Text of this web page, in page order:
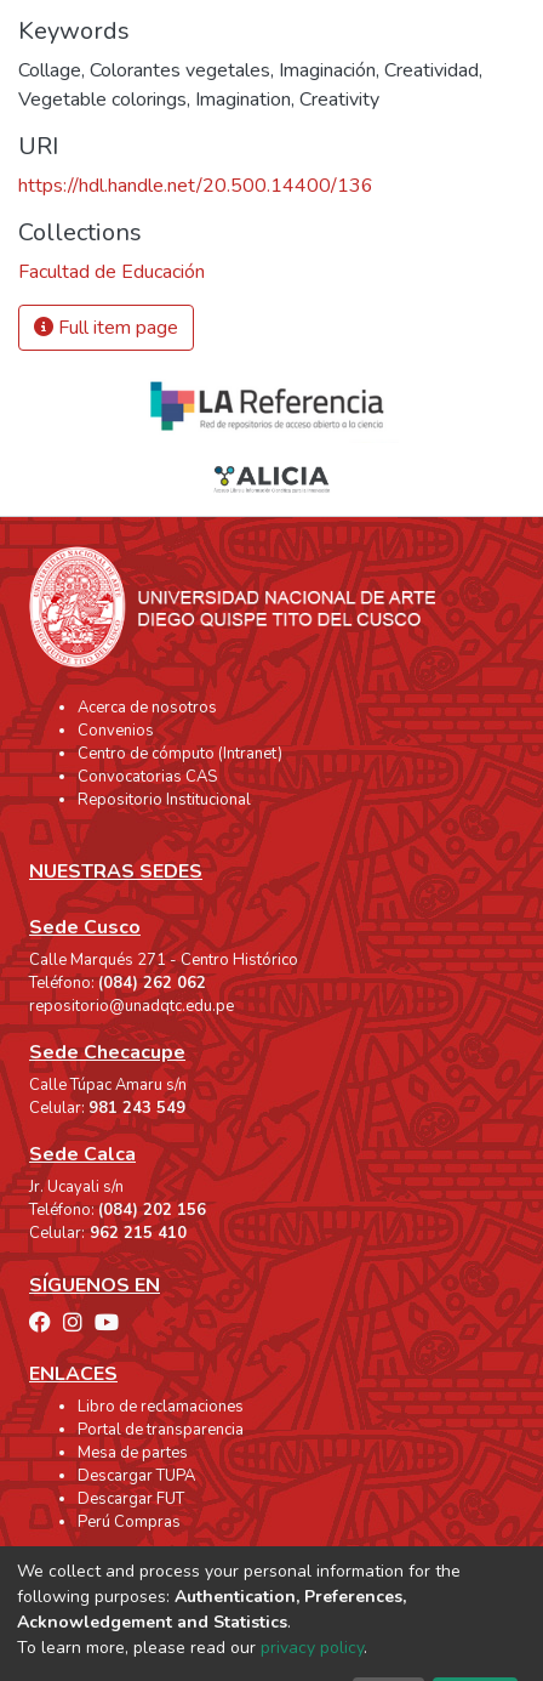
Keywords
Collage, Colorantes vegetales, Imaginación, Creatividad,
Vegetable colorings, Imagination, Creativity
URI
https://hdl.handle.net/20.500.14400/136
Collections
Facultad de Educación
Full item page
Acerca de nosotros
Convenios
Centro de cómputo (Intranet)
Convocatorias CAS
Repositorio Institucional
NUESTRAS SEDES
Sede Cusco
Calle Marqués 271 - Centro Histórico
Teléfono:(084) 262 062
repositorio@unadqtc.edu.pe
Sede Checacupe
Calle Túpac Amaru s/n
Celular: 981 243 549
Sede Calca
Jr. Ucayali s/n
Teléfono:(084) 202 156
Celular:962 215 410
SÍGUENOS EN
ENLACES
Libro de reclamaciones
Portal de transparencia
Mesa de partes
Descargar TUPA
Descargar FUT
Perú Compras
We collect and process your personal information for the
following purposes: Authentication, Preferences,
Acknowledgement and Statistics.
To learn more, please read our privacy policy.